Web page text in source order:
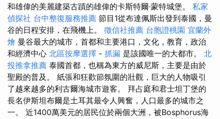
和雄偉的美麗建築古蹟的雄偉的卡斯特爾·蒙特城堡。 私家
偵探社 台中整復服務推薦 節目1從布達佩斯出發到泰國，曼
谷的日程安排，在飛機上。 徵信社推薦 台胞證桃園 宜蘭外
燴 曼谷最大的城市，首都和主要港口，文化，教育，政治
和經濟中心 北區按摩選擇 - 抓漏 是該國唯一的大都市。 北
投推拿推薦 泰國首都，也稱為東方的威尼斯，主要是由於
聖殿的普及。 紙張和狂歡節氛圍的壯觀，巨大的人物吸引
了越來越多的利古爾海城市遊客。 拜占庭和君士坦丁堡的
長名伊斯坦布爾是土耳其最令人興奮，人口最多的城市之
一。 近1400萬美元的居民位於兩個大洲，被Bosphorus海